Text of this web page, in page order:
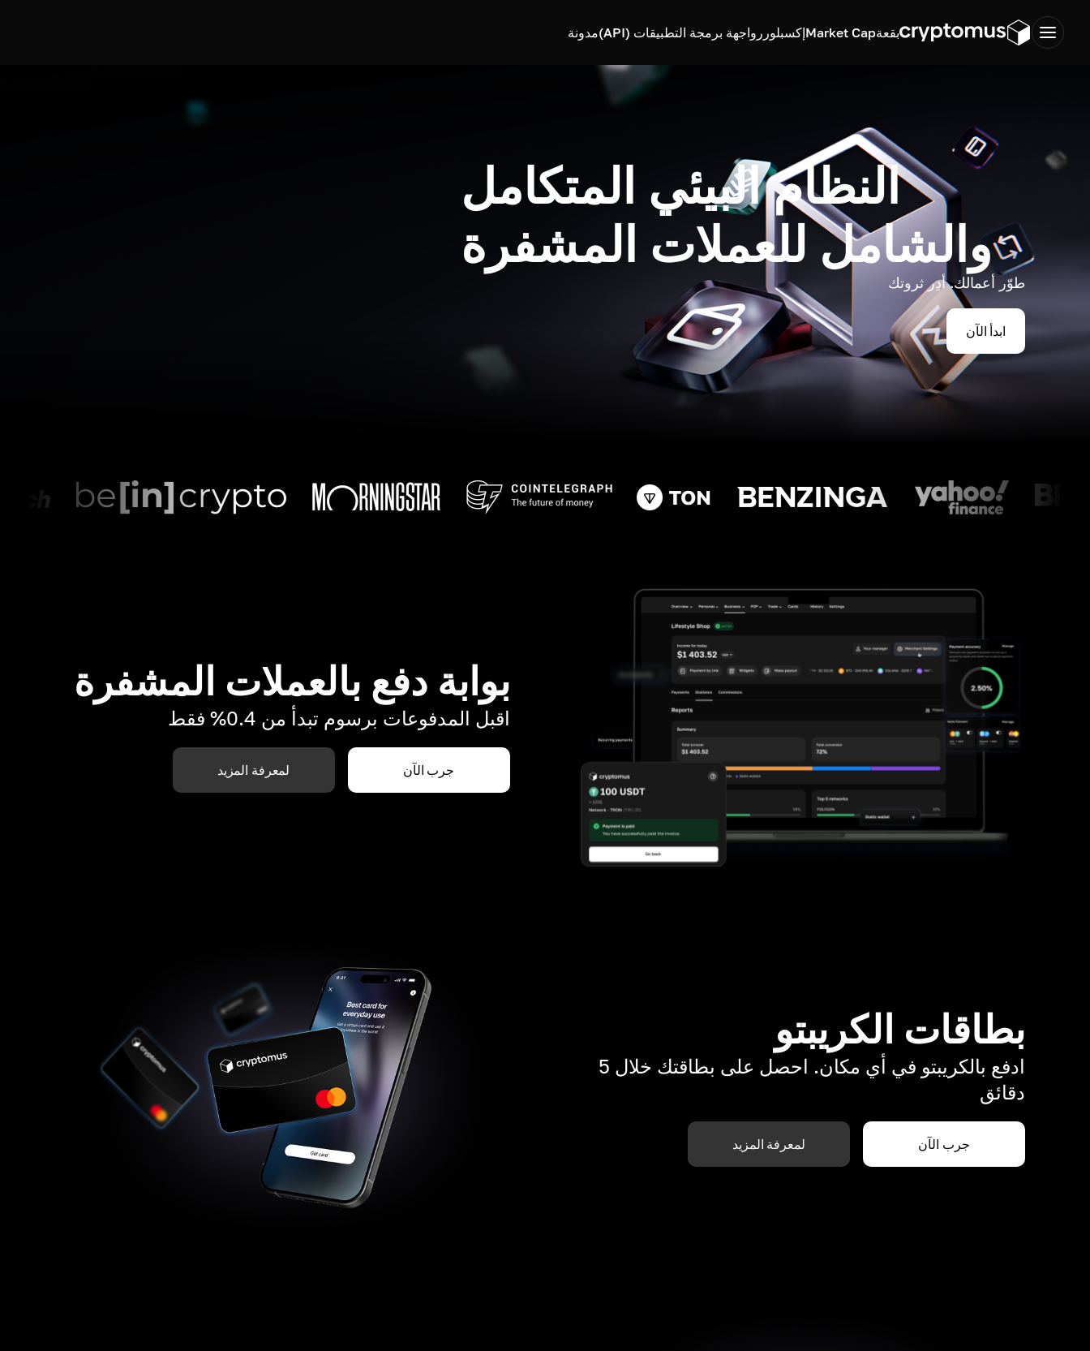
بقعةMarket Capإكسبلورر واجهة برمجة التطبيقات (API) مدونة
النظام البيئي المتكامل
والشامل للعملات المشفرة
طوّر أعمالك. أدِر ثروتك
ابدأ الآن
بوابة دفع بالعملات المشفرة
اقبل المدفوعات برسوم تبدأ من 0.4% فقط
جرب الآن لمعرفة المزيد
بطاقات الكريبتو
ادفع بالكريبتو في أي مكان. احصل على بطاقتك خلال 5
دقائق
جرب الآن لمعرفة المزيد